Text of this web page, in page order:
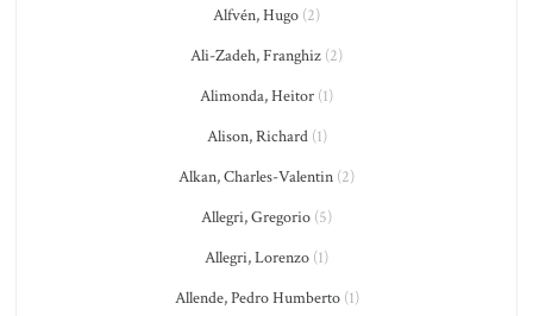
Alfvén, Hugo (2)
Ali-Zadeh, Franghiz (2)
Alimonda, Heitor (1)
Alison, Richard(1)
Alkan, Charles-Valentin (2)
Allegri, Gregorio (5)
Allegri, Lorenzo (1)
Allende, Pedro Humberto(1)